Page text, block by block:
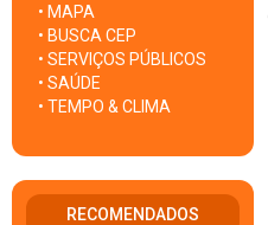
• MAPA
• BUSCA CEP
• SERVIÇOS PÚBLICOS
• SAÚDE
• TEMPO & CLIMA
RECOMENDADOS